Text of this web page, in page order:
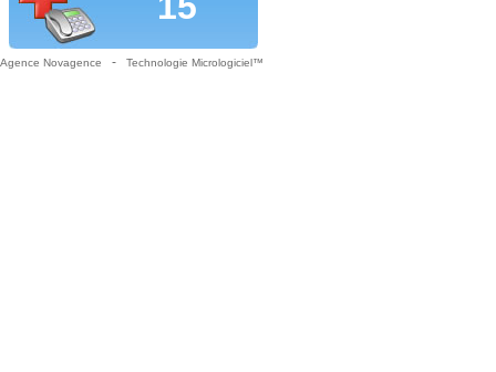
Agence Novagence - Technologie Micrologiciel™